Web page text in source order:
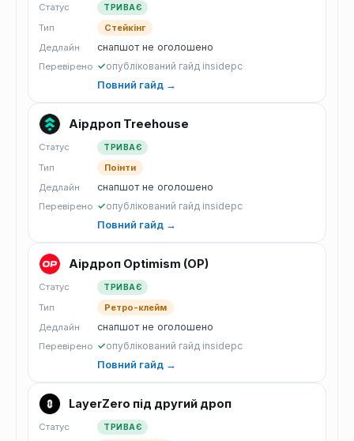
Статус ТРИВАЄ
Тип
Стейкінг
Дедлайн
снапшот не оголошено
Перевірено ✓опублікований гайд insidepc
Повний гайд →
Аірдроп Treehouse
Статус ТРИВАЄ
Тип
Поінти
Дедлайн
снапшот не оголошено
Перевірено ✓опублікований гайд insidepc
Повний гайд →
Аірдроп Optimism (OP)
Статус ТРИВАЄ
Тип
Ретро-клейм
Дедлайн
снапшот не оголошено
Перевірено ✓опублікований гайд insidepc
Повний гайд →
LayerZero під другий дроп
Статус ТРИВАЄ